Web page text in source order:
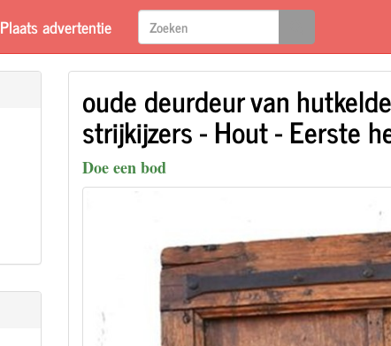
Plaats advertentie
oude deurdeur van
strijkijzers - Hout - Eerste
Doe een bod